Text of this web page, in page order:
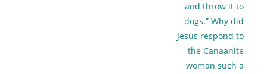
and throw it to
dogs.” Why did
Jesus respond to
the Canaanite
woman such a